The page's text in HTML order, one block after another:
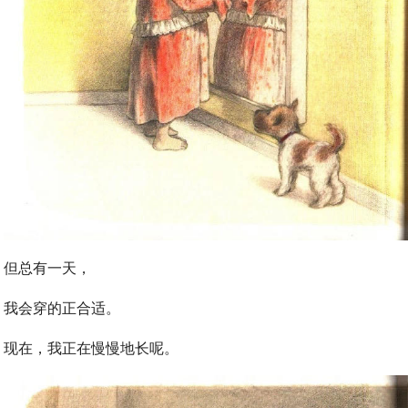
但总有一天，
我会穿的正合适。
现在，我正在慢慢地长呢。